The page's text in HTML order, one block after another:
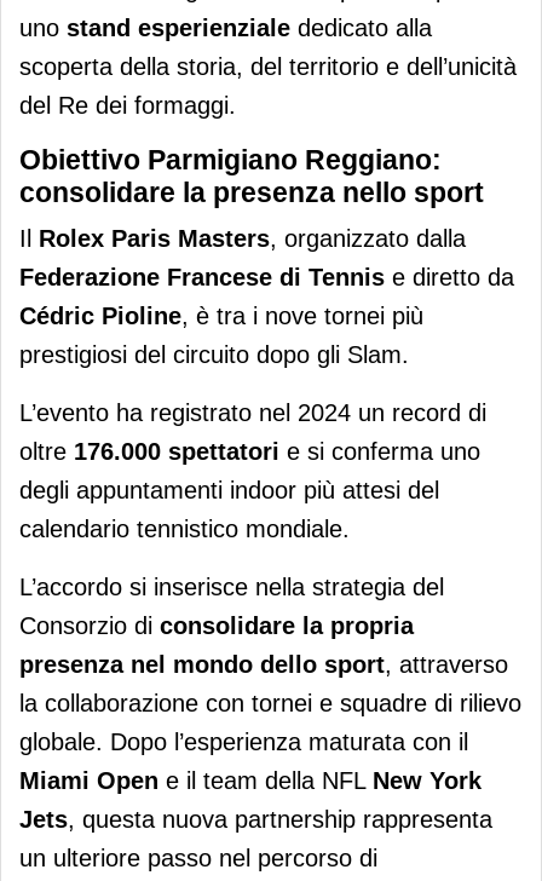
uno stand esperienziale dedicato alla
scoperta della storia, del territorio e dell’unicità
del Re dei formaggi.
Obiettivo Parmigiano Reggiano:
consolidare la presenza nello sport
Il Rolex Paris Masters, organizzato dalla
Federazione Francese di Tennis e diretto da
Cédric Pioline, è tra i nove tornei più
prestigiosi del circuito dopo gli Slam.
L’evento ha registrato nel 2024 un record di
oltre 176.000 spettatori e si conferma uno
degli appuntamenti indoor più attesi del
calendario tennistico mondiale.
L’accordo si inserisce nella strategia del
Consorzio di consolidare la propria
presenza nel mondo dello sport, attraverso
la collaborazione con tornei e squadre di rilievo
globale. Dopo l’esperienza maturata con il
Miami Open e il team della NFL New York
Jets, questa nuova partnership rappresenta
un ulteriore passo nel percorso di